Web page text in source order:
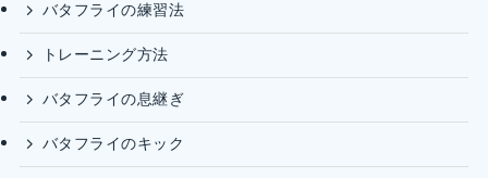
バタフライの練習法
トレーニング方法
バタフライの息継ぎ
バタフライのキック